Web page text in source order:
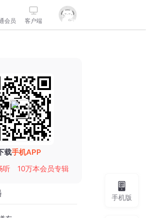
会员 客户端
载手机APP
听
10万本会员专辑
手机版